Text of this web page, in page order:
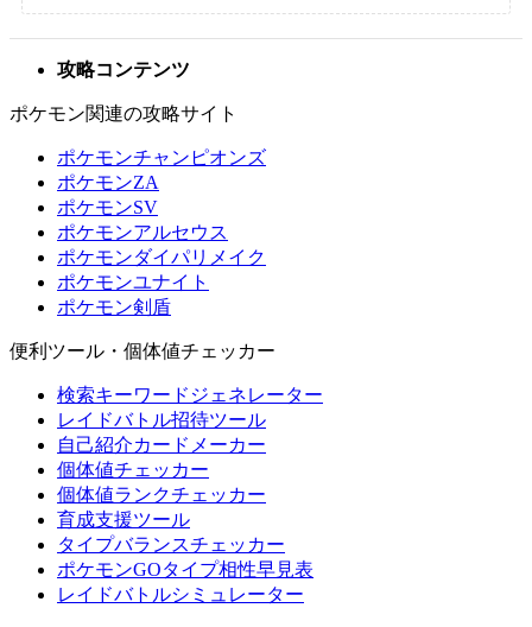
攻略コンテンツ
ポケモン関連の攻略サイト
ポケモンチャンピオンズ
ポケモンZA
ポケモンSV
ポケモンアルセウス
ポケモンダイパリメイク
ポケモンユナイト
ポケモン剣盾
便利ツール・個体値チェッカー
検索キーワードジェネレーター
レイドバトル招待ツール
自己紹介カードメーカー
個体値チェッカー
個体値ランクチェッカー
育成支援ツール
タイプバランスチェッカー
ポケモンGOタイプ相性早見表
レイドバトルシミュレーター